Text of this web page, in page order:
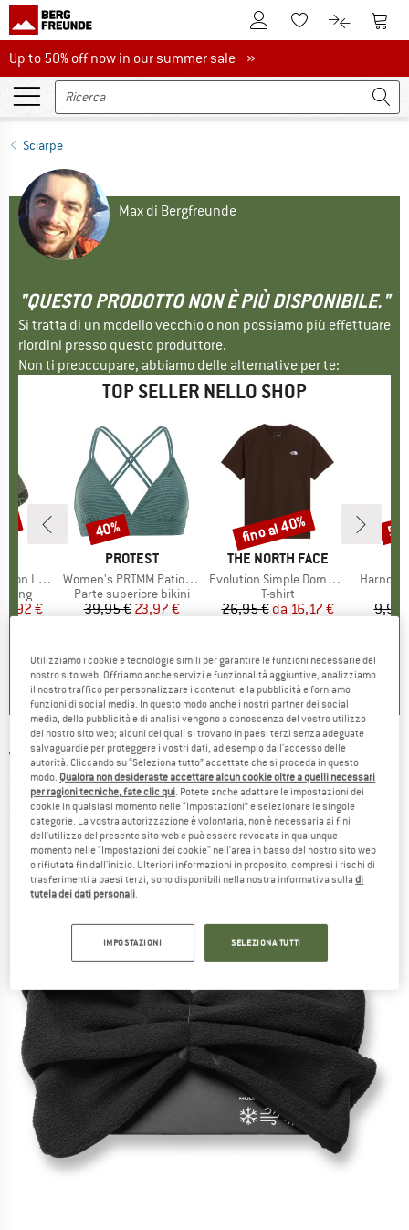
Al conto clienteAlla lista
Al Al
Up to 50% off now in our summer sale
Up to 50% off now in our summer sale »
Sciarpe
Max di Bergfreunde
"QUESTO PRODOTTO NON È PIÙ DISPONIBILE."
Si tratta di un modello vecchio o non possiamo più effettuare
riordini presso questo produttore.
Non ti preoccupare, abbiamo delle alternative per te:
TOP SELLER NELLO SHOP
Socks
ridotto
€
252)
MARCHIO
PROTEST
Articolo
Women's PRTMM Patio Triangle
Gruppo di prodotti
Parte superiore bikini
Prezzo
39,95 €Prezzo ridotto
23,97 €
4,9(23)
Sconto
40%
MARCHIO
THE NORTH FACE
Articolo
Evolution Simple Dome Short Sleeve
Gruppo di prodotti
T-shirt
Prezzo
26,95 € Prezzo ridotto
da 16,17 €
4,8( 8)
Sconto
fino al 40%
Articolo
9,95
VOLCOM -Removable Neckband - Sciarpa a
tubo
(0)
Utilizziamo i cookie e tecnologie simili per garantire le funzioni necessarie del
nostro sito web. Offriamo anche servizi e funzionalità aggiuntive, analizziamo
il nostro traffico per personalizzare i contenuti e la pubblicità e forniamo
funzioni di social media. In questo modo anche i nostri partner dei social
media, della pubblicità e di analisi vengono a conoscenza del vostro utilizzo
del nostro sito web; alcuni dei quali si trovano in paesi terzi senza adeguate
salvaguardie per proteggere i vostri dati, ad esempio dall'accesso delle
autorità. Cliccando su “Seleziona tutto” accettate che si proceda in questo
modo. Qualora non desideraste accettare alcun cookie oltre a quelli necessari
per ragioni tecniche, fate clic qui . Potete anche adattare le impostazioni dei
cookie in qualsiasi momento nelle “Impostazioni” e selezionare le singole
categorie. La vostra autorizzazione è volontaria, non è necessaria ai fini
dell'utilizzo del presente sito web e può essere revocata in qualunque
momento nelle "Impostazioni dei cookie" nell'area in basso del nostro sito web
o rifiutata fin dall'inizio. Ulteriori informazioni in proposito, compresi i rischi di
trasferimenti a paesi terzi, sono disponibili nella nostra informativa sulladi
tutela dei dati personali
IMPOSTAZIONI SELEZIONA TUTTI